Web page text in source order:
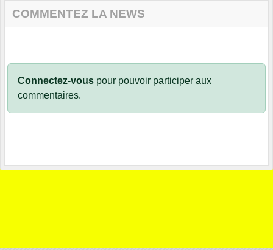
COMMENTEZ LA NEWS
Connectez-vous pour pouvoir participer aux
commentaires.